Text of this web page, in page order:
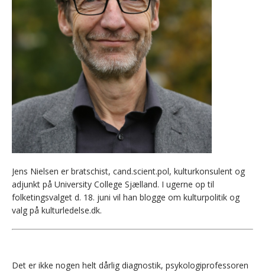
Jens Nielsen er bratschist, cand.scient.pol, kulturkonsulent og
adjunkt på University College Sjælland. I ugerne op til
folketingsvalget d. 18. juni vil han blogge om kulturpolitik og
valg på kulturledelse.dk.
Det er ikke nogen helt dårlig diagnostik, psykologiprofessoren